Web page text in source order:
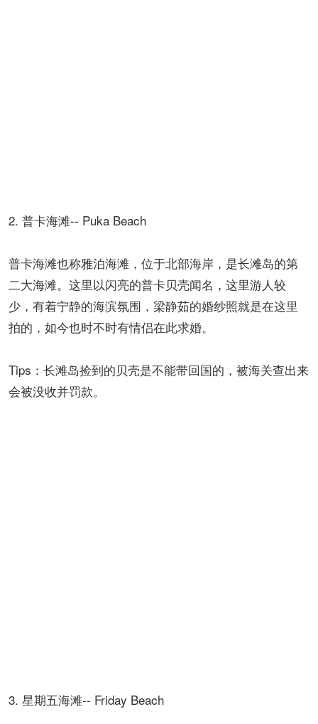
2. 普卡海滩-- Puka Beach
普卡海滩也称雅泊海滩，位于北部海岸，是长滩岛的第
二大海滩。这里以闪亮的普卡贝壳闻名，这里游人较
少，有着宁静的海滨氛围，梁静茹的婚纱照就是在这里
拍的，如今也时不时有情侣在此求婚。
Tips：长滩岛捡到的贝壳是不能带回国的，被海关查出来
会被没收并罚款。
3. 星期五海滩-- Friday Beach